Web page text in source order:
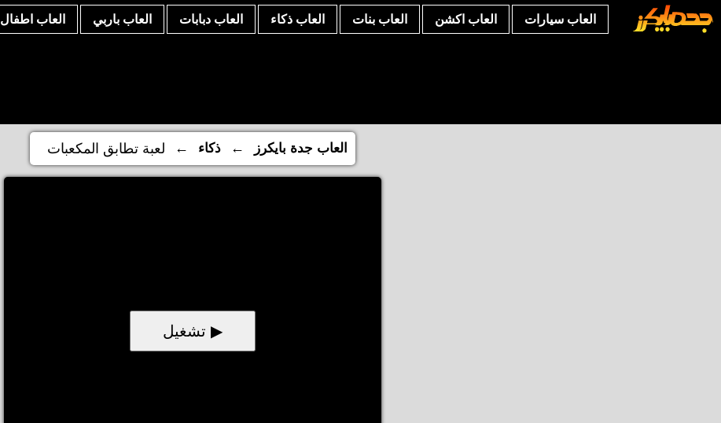
العاب سيارات العاب اكشن العاب بنات العاب ذكاء العاب دبابات العاب باربي العاب اطفال
العاب جدة بايكرز ← ذكاء ← لعبة تطابق المكعبات
▶ تشغيل